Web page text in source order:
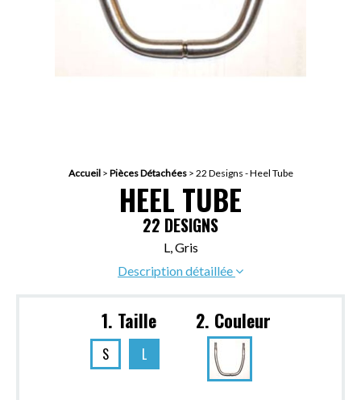
Accueil> Pièces Détachées> 22 Designs - Heel Tube
HEEL TUBE
22 DESIGNS
L, Gris
Description détaillée
1. Taille
S L
2. Couleur